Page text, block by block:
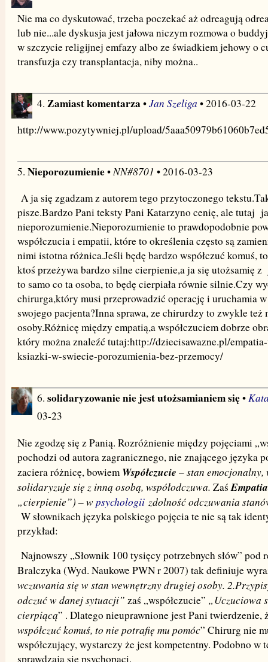
Nie ma co dyskutować, trzeba poczekać aż odreagują
lub nie...ale dyskusja jest jałowa niczym rozmowa o
w szczycie religijnej emfazy albo ze świadkiem jehowy o
transfuzja czy transplantacja, niby można..
4. Zamiast komentarza •Jan Szeliga • 2016-03-22
http://www.pozytywniej.pl/upload/
5. Nieporozumienie•NN#8701 • 2016-03-23
A ja się zgadzam z autorem tego przytoczonego
pisze.Bardzo Pani teksty Pani Katarzyno cenię, ale tutaj
nieporozumienie.Nieporozumienie to prawdopodobnie
współczucia i empatii, które to określenia często są
nimi istotna różnica.Jeśli będę bardzo współczuć komuś,
ktoś przeżywa bardzo silne cierpienie,a ja się utożsamię z
to samo co ta osoba, to będę cierpiała równie silnie.Czy
chirurga,który musi przeprowadzić operację i uruchamia
swojego pacjenta?Inna sprawa, ze chirurdzy to zwykle też
osoby.Różnicę między empatią,a współczuciem dobrze
który można znaleźć tutaj:http://dziecisawazne.pl/
ksiazki-w-swiecie-porozumienia-bez-przemocy/
6. solidaryzowanie nie jest utożsamianiem się•
03-23
Nie zgodzę się z Panią. Rozróżnienie między pojęciami
pochodzi od autora zagranicznego, nie znającego języka
zaciera różnicę, bowiemWspółczucie – stan emocjonalny,
solidaryzuje się z inną osobą, współodczuwa. ZaśEmpatia
„cierpienie”) – w psychologiizdolność odczuwania
W słownikach języka polskiego pojęcia te nie są tak
przykład:
Najnowszy „Słownik 100 tysięcy potrzebnych słów” pod
Bralczyka (Wyd. Naukowe PWN r 2007) tak definiuje
wczuwania się w stan wewnętrzny drugiej osoby.
odczuć w danej sytuacji” zaś „współczucie” „Uczuciowa
cierpiącą” . Dlatego nieuprawnione jest Pani twierdzenie,
współczuć komuś, to nie potrafię mu pomóc” Chirurg nie
współczujący, wystarczy że jest kompetentny. Podobno w
sprawdzają się psychopaci.